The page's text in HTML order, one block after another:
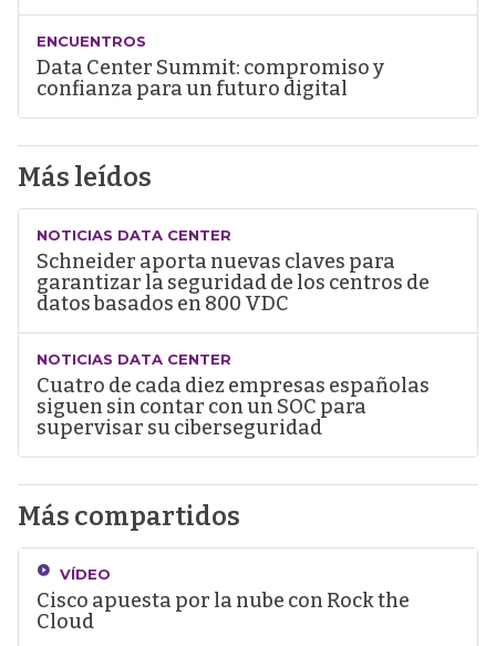
ENCUENTROS
Data Center Summit: compromiso y
confianza para un futuro digital
Más leídos
NOTICIAS DATA CENTER
Schneider aporta nuevas claves para
garantizar la seguridad de los centros de
datos basados en 800 VDC
NOTICIAS DATA CENTER
Cuatro de cada diez empresas españolas
siguen sin contar con un SOC para
supervisar su ciberseguridad
Más compartidos
VÍDEO
Cisco apuesta por la nube con Rock the
Cloud